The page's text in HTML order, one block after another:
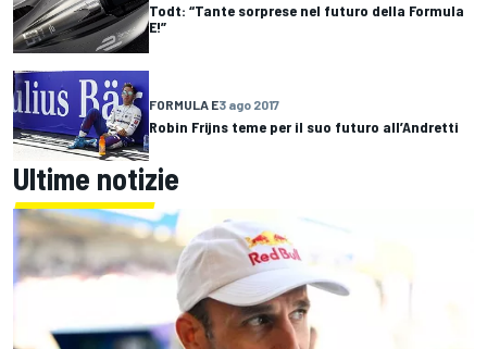
Todt: “Tante sorprese nel futuro della Formula
E!”
FORMULA E3 ago 2017
Robin Frijns teme per il suo futuro all’Andretti
Ultime notizie